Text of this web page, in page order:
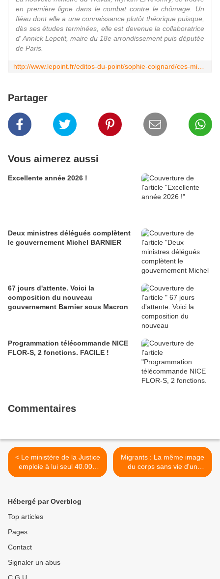
en première ligne dans le combat contre le chômage. Un
fléau dont elle a une connaissance plutôt théorique puisque,
dès ses études terminées, elle est devenue la collaboratrice
d' Annick Lepetit, maire du 18e arrondissement puis députée
de Paris.
Partager
Vous aimerez aussi
Excellente année 2026 !
Deux ministres délégués complètent
le gouvernement Michel BARNIER
67 jours d'attente. Voici la
composition du nouveau
gouvernement Barnier sous Macron
Programmation télécommande NICE
FLOR-S, 2 fonctions. FACILE !
Commentaires
< Le ministère de la Justice
emploie à lui seul 40.000
personnes au noir. Le
Migrants : La même image
du corps sans vie d'un
enfant syrien de trois ans,
Hébergé par Overblog
Top articles
Pages
Contact
Signaler un abus